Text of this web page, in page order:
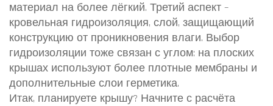
материал на более лёгкий. Третий аспект –
кровельная гидроизоляция, слой, защищающий
конструкцию от проникновения влаги. Выбор
гидроизоляции тоже связан с углом: на плоских
крышах используют более плотные мембраны и
дополнительные слои герметика.
Итак, планируете крышу? Начните с расчёта